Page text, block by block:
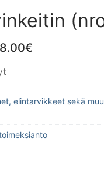
€
elintarvikkeet sekä